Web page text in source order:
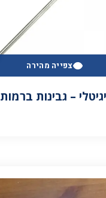
צפייה מהירה
– גבינות ברמות